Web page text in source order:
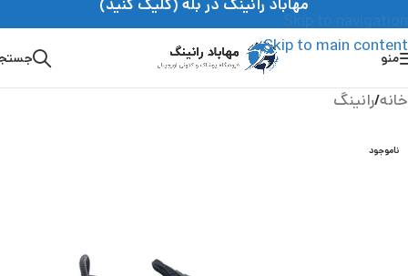
Skip to main content
مهاباد رانینگ در بله (کلیک کنید)
منو
خانه/رانینگ
ناموجود